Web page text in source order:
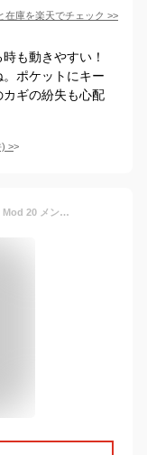
在庫を楽天でチェック >>
も動きやすい！
ポケットにキー
ギの紛失も心配
) >
volcom ボルコム サーフパンツ Flora Dot Mod 20 メンズ ボードショーツ A0811814 【返品種別】